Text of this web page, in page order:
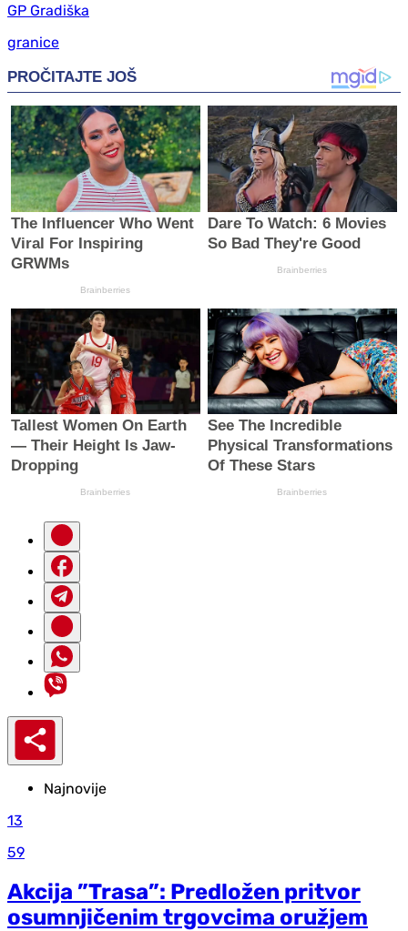
GP Gradiška
granice
Najnovije
13
59
Akcija ”Trasa”: Predložen pritvor
osumnjičenim trgovcima oružjem